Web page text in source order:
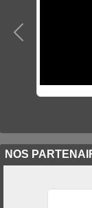
Précedent
NOS